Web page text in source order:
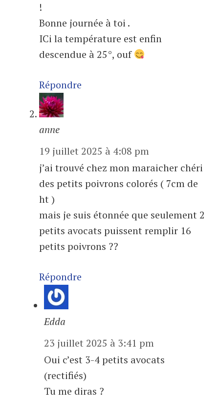
!
Bonne journée à toi .
ICi la température est enfin
descendue à 25°, ouf
Répondre
anne
19 juillet 2025 à 4:08 pm
j’ai trouvé chez mon maraicher chéri
des petits poivrons colorés ( 7cm de
ht )
mais je suis étonnée que seulement 2
petits avocats puissent remplir 16
petits poivrons ??
Répondre
Edda
23 juillet 2025 à 3:41 pm
Oui c’est 3-4 petits avocats
(rectifiés)
Tu me diras ?